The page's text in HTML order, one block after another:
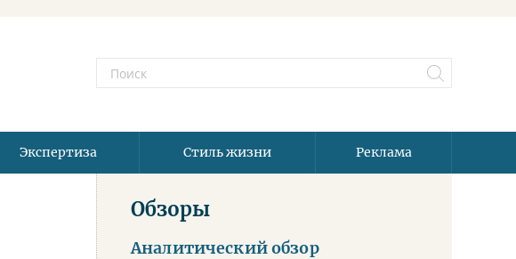
Экспертиза Стиль жизни Реклама
Обзоры
Аналитический обзор